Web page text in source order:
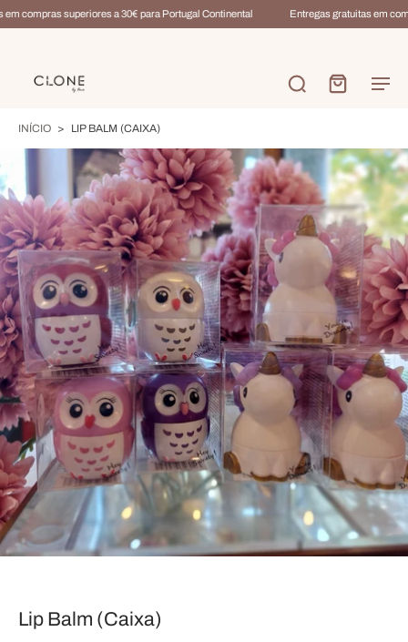
compras superiores a 30€ para Portugal Continental Entregas gratuitas em
INÍCIO > LIP BALM (CAIXA)
Lip Balm (Caixa)